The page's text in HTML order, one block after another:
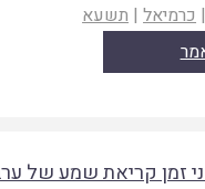
| כרמיאל | תשעא
זמן קריאת שמע של